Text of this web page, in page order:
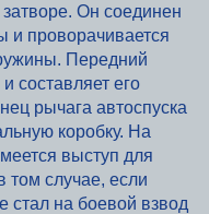
Он соединен
и проворачивается
Передний
составляет его
рычага автоспуска
коробку. На
выступ для
том случае, если
стал на боевой взвод